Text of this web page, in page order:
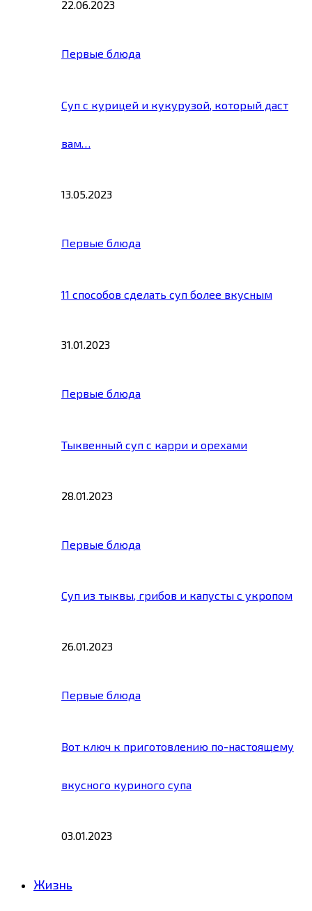
22.06.2023
Первые блюда
Суп с курицей и кукурузой, который даст
вам…
13.05.2023
Первые блюда
11 способов сделать суп более вкусным
31.01.2023
Первые блюда
Тыквенный суп с карри и орехами
28.01.2023
Первые блюда
Суп из тыквы, грибов и капусты с укропом
26.01.2023
Первые блюда
Вот ключ к приготовлению по-настоящему
вкусного куриного супа
03.01.2023
Жизнь